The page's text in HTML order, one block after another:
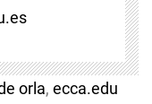
orla, ecca.edu